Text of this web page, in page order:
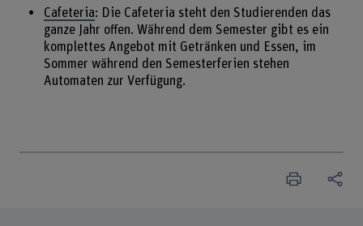
Cafeteria: Die Cafeteria steht den Studierenden das
ganze Jahr offen. Während dem Semester gibt es ein
komplettes Angebot mit Getränken und Essen, im
Sommer während den Semesterferien stehen
Automaten zur Verfügung.